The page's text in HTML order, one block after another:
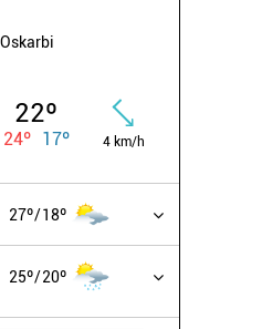
Oskarbi
22º
24º 17º 4 km/h
27º 18º
25º 20º